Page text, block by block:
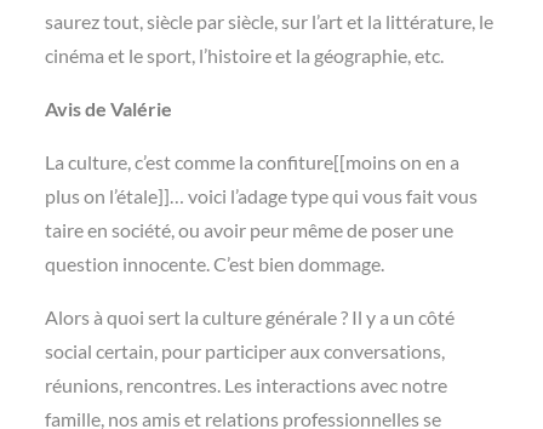
saurez tout, siècle par siècle, sur l’art et la littérature, le
cinéma et le sport, l’histoire et la géographie, etc.
Avis de Valérie
La culture, c’est comme la confiture[[moins on en a
plus on l’étale]]… voici l’adage type qui vous fait vous
taire en société, ou avoir peur même de poser une
question innocente. C’est bien dommage.
Alors à quoi sert la culture générale ? Il y a un côté
social certain, pour participer aux conversations,
réunions, rencontres. Les interactions avec notre
famille, nos amis et relations professionnelles se